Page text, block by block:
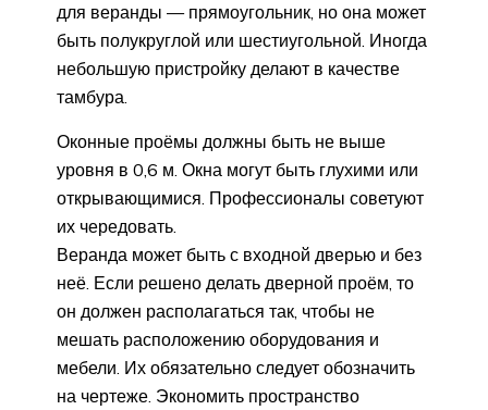
для веранды — прямоугольник, но она может
быть полукруглой или шестиугольной. Иногда
небольшую пристройку делают в качестве
тамбура.
Оконные проёмы должны быть не выше
уровня в 0,6 м. Окна могут быть глухими или
открывающимися. Профессионалы советуют
их чередовать.
Веранда может быть с входной дверью и без
неё. Если решено делать дверной проём, то
он должен располагаться так, чтобы не
мешать расположению оборудования и
мебели. Их обязательно следует обозначить
на чертеже. Экономить пространство